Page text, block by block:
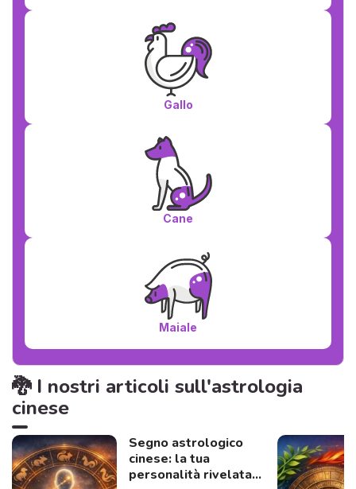
Gallo
Cane
Maiale
🐉 I nostri articoli sull'astrologia
cinese
Segno astrologico
cinese: la tua
personalità rivelata...